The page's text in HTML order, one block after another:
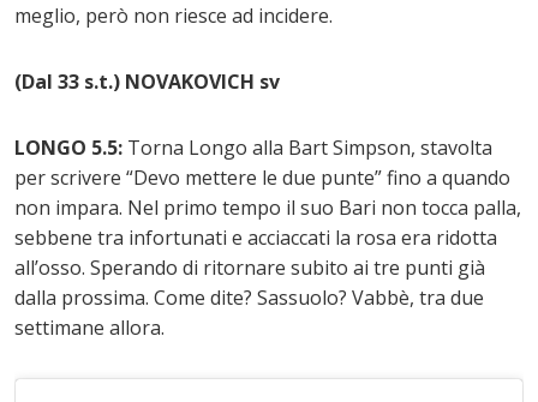
meglio, però non riesce ad incidere.
(Dal 33 s.t.) NOVAKOVICH sv
LONGO 5.5: Torna Longo alla Bart Simpson, stavolta
per scrivere “Devo mettere le due punte” fino a quando
non impara. Nel primo tempo il suo Bari non tocca palla,
sebbene tra infortunati e acciaccati la rosa era ridotta
all’osso. Sperando di ritornare subito ai tre punti già
dalla prossima. Come dite? Sassuolo? Vabbè, tra due
settimane allora.